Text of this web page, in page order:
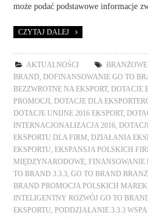
może podać podstawowe informacje
CZYTAJ DALEJ
AKTUALNOŚCI
BRAND ,DOFINANSOWANIE GO TO
BEZZWROTNE NA EKSPORT,DOTACJE
PROMOCJI
,DOTACJE DLA
DOTACJE UNIJNE 2016 EKSPORT,
INTERNACJONALIZACJA 2016 ,
EKSPORTU DLA FIRM ,DZIAŁANIA
EKSPORTU ,EKSPANSJA POLSKICH
MIĘDZYNARODOWE ,FINANSOWANIE
TO BRAND 3.3.3 ,GO TO BRAND
BRAND PROMOCJA POLSKICH
INTELIGENTNY ROZWÓJ GO TO
EKSPORTU ,PODDZIAŁANIE 3.3.3